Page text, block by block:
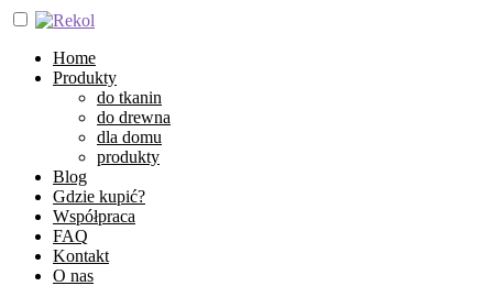
Home
Produkty
do tkanin
do drewna
dla domu
produkty
Blog
Gdzie kupić?
Współpraca
FAQ
Kontakt
O nas